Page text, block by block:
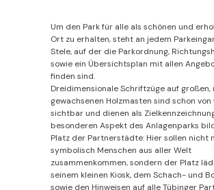
Um den Park für alle als schönen und
Ort zu erhalten, steht an jedem
Stele, auf der die Parkordnung,
sowie ein Übersichtsplan mit allen
finden sind.
Dreidimensionale Schriftzüge auf großen,
gewachsenen Holzmasten sind schon von
sichtbar und dienen als
besonderen Aspekt des Anlagenparks
Platz der Partnerstädte: Hier sollen nicht
symbolisch Menschen aus aller Welt
zusammenkommen, sondern der Platz
seinem kleinen Kiosk, dem Schach- und
sowie den Hinweisen auf alle Tübinger